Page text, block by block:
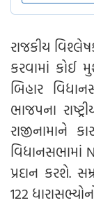
રાજકીય
કરવામાં કોઈ
બિહાર
ભાજપના
રાજીનામાને
વિધાનસભામાં
પ્રદાન કરશે.
122